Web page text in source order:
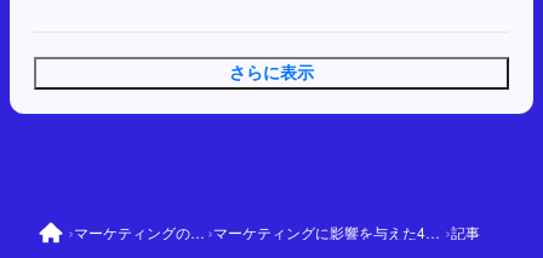
さらに表示
› マーケティングの大前提 › マーケティングに影響を与えた41人と理論 ›記事